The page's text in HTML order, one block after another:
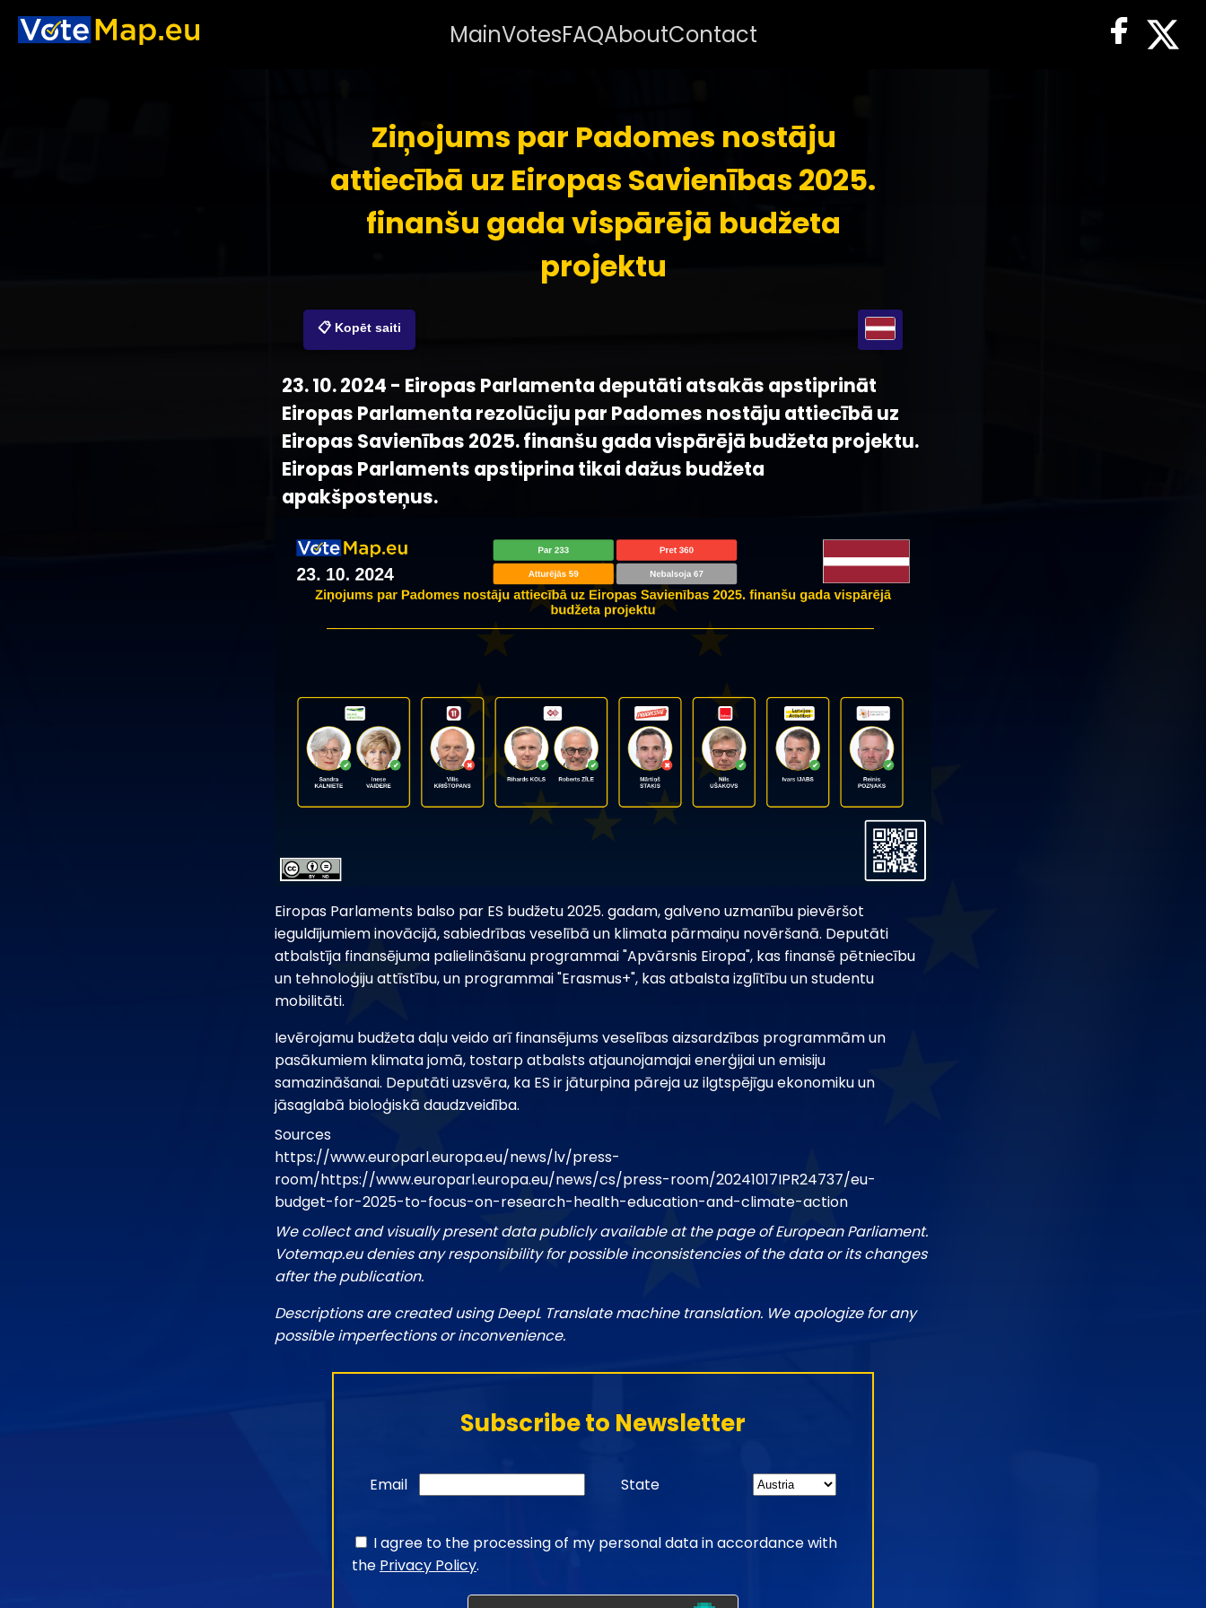
MainVotesFAQAboutContact
Ziņojums par Padomes nostāju
attiecībā uz Eiropas Savienības 2025.
finanšu gada vispārējā budžeta
projektu
📋 Kopēt saiti
23. 10. 2024 - Eiropas Parlamenta deputāti atsakās apstiprināt
Eiropas Parlamenta rezolūciju par Padomes nostāju attiecībā uz
Eiropas Savienības 2025. finanšu gada vispārējā budžeta projektu.
Eiropas Parlaments apstiprina tikai dažus budžeta
apakšposteņus.
Eiropas Parlaments balso par ES budžetu 2025. gadam, galveno uzmanību pievēršot
ieguldījumiem inovācijā, sabiedrības veselībā un klimata pārmaiņu novēršanā. Deputāti
atbalstīja finansējuma palielināšanu programmai "Apvārsnis Eiropa", kas finansē pētniecību
un tehnoloģiju attīstību, un programmai "Erasmus+", kas atbalsta izglītību un studentu
mobilitāti.
Ievērojamu budžeta daļu veido arī finansējums veselības aizsardzības programmām un
pasākumiem klimata jomā, tostarp atbalsts atjaunojamajai enerģijai un emisiju
samazināšanai. Deputāti uzsvēra, ka ES ir jāturpina pāreja uz ilgtspējīgu ekonomiku un
jāsaglabā bioloģiskā daudzveidība.
Sources
https://www.europarl.europa.eu/news/lv/press-
room/https://www.europarl.europa.eu/news/cs/press-room/20241017IPR24737/eu-
budget-for-2025-to-focus-on-research-health-education-and-climate-action
We collect and visually present data publicly available at the page of European Parliament.
Votemap.eu denies any responsibility for possible inconsistencies of the data or its changes
after the publication.
Descriptions are created using DeepL Translate machine translation. We apologize for any
possible imperfections or inconvenience.
Subscribe to Newsletter
Email State
I agree to the processing of my personal data in accordance with
the Privacy Policy.